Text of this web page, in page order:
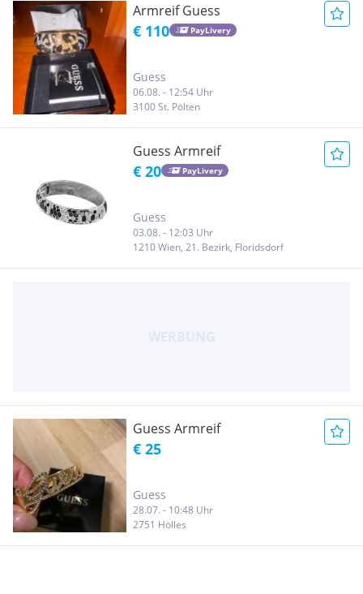
Armreif Guess
€ 110 PayLivery
Guess
06.08. - 12:54 Uhr
3100 St. Pölten
Guess Armreif
€ 20 PayLivery
Guess
03.08. - 12:03 Uhr
1210 Wien, 21. Bezirk, Floridsdorf
Guess Armreif
€ 25
Guess
28.07. - 10:48 Uhr
2751 Hölles